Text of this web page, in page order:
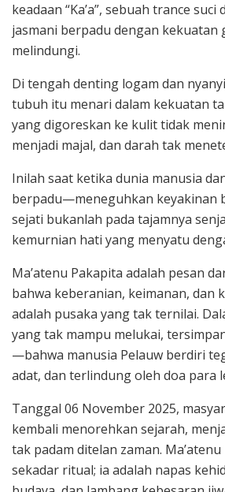
keadaan “Ka’a”, sebuah trance
jasmani berpadu dengan kekuatan
melindungi.
Di tengah denting logam dan
tubuh itu menari dalam kekuatan
yang digoreskan ke kulit tidak
menjadi majal, dan darah tak
Inilah saat ketika dunia manusia
berpadu—meneguhkan keyakinan
sejati bukanlah pada tajamnya
kemurnian hati yang menyatu
Ma’atenu Pakapita adalah pesan
bahwa keberanian, keimanan, dan
adalah pusaka yang tak ternilai.
yang tak mampu melukai,
—bahwa manusia Pelauw berdiri
adat, dan terlindung oleh doa para
Tanggal 06 November 2025,
kembali menorehkan sejarah,
tak padam ditelan zaman.
sekadar ritual; ia adalah napas